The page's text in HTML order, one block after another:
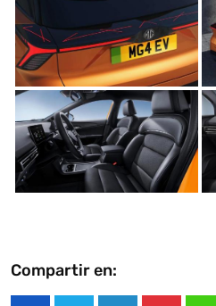
Compartir en:
información referencial que
Asistente con IA en desarrollo.
diariamente su exactitud."